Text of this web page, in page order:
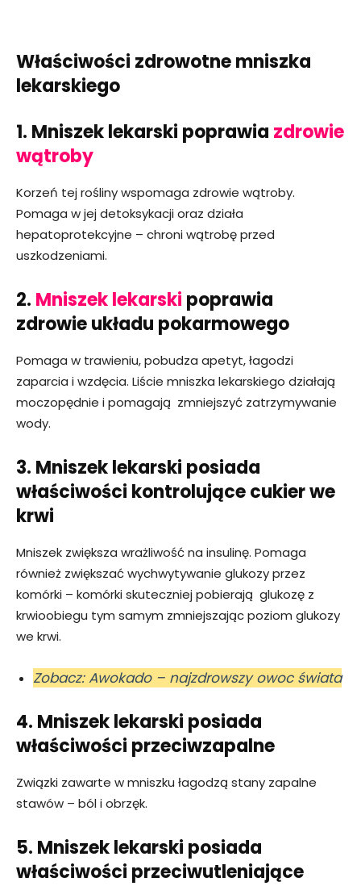
Właściwości zdrowotne mniszka
lekarskiego
1. Mniszek lekarski poprawia zdrowie
wątroby
Korzeń tej rośliny wspomaga zdrowie wątroby.
Pomaga w jej detoksykacji oraz działa
hepatoprotekcyjne – chroni wątrobę przed
uszkodzeniami.
2. Mniszek lekarski poprawia
zdrowie układu pokarmowego
Pomaga w trawieniu, pobudza apetyt, łagodzi
zaparcia i wzdęcia. Liście mniszka lekarskiego działają
moczopędnie i pomagają zmniejszyć zatrzymywanie
wody.
3. Mniszek lekarski posiada
właściwości kontrolujące cukier we
krwi
Mniszek zwiększa wrażliwość na insulinę. Pomaga
również zwiększać wychwytywanie glukozy przez
komórki – komórki skuteczniej pobierają glukozę z
krwioobiegu tym samym zmniejszając poziom glukozy
we krwi.
Zobacz: Awokado – najzdrowszy owoc świata
4. Mniszek lekarski posiada
właściwości przeciwzapalne
Związki zawarte w mniszku łagodzą stany zapalne
stawów – ból i obrzęk.
5. Mniszek lekarski posiada
właściwości przeciwutleniające